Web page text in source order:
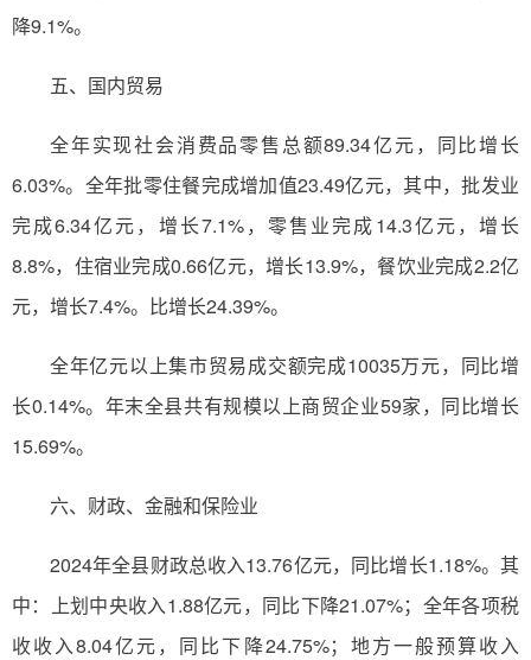
降9.1%。
五、国内贸易
全年实现社会消费品零售总额89.34亿元，同比增长
6.03%。全年批零住餐完成增加值23.49亿元，其中，批发业
完成6.34亿元，增长7.1%，零售业完成14.3亿元，增长
8.8%，住宿业完成0.66亿元，增长13.9%，餐饮业完成2.2亿
元，增长7.4%。比增长24.39%。
全年亿元以上集市贸易成交额完成10035万元，同比增
长0.14%。年末全县共有规模以上商贸企业59家，同比增长
15.69%。
六、财政、金融和保险业
2024年全县财政总收入13.76亿元，同比增长1.18%。其
中：上划中央收入1.88亿元，同比下降21.07%；全年各项税
收收入8.04亿元，同比下降24.75%；地方一般预算收入